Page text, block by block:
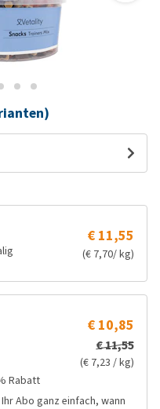
€ 11,55
(€ 7,70/ kg)
€ 10,85
€ 11,55
(€ 7,23 / kg)
Rabatt
Abo ganz einfach, wann